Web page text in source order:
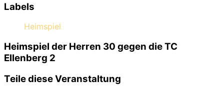
Labels
Heimspiel
Heimspiel der Herren 30 gegen die TC
Ellenberg 2
Teile diese Veranstaltung